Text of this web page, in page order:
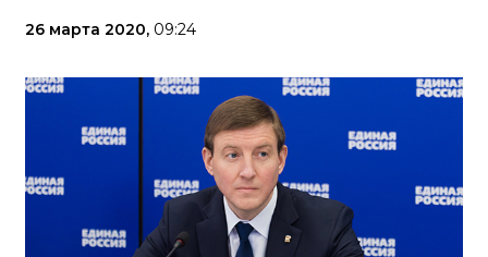
26 марта 2020, 09:24